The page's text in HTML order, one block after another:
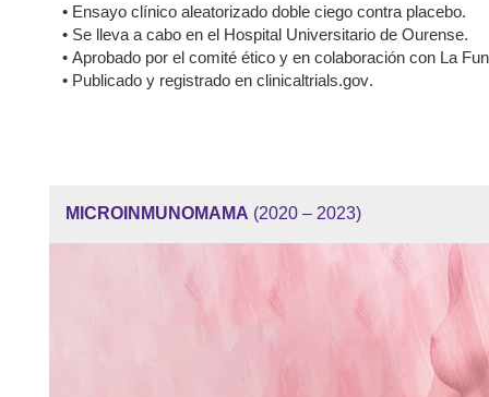
• Ensayo clínico aleatorizado doble ciego contra placebo.
• Se lleva a cabo en el Hospital Universitario de Ourense.
• Aprobado por el comité ético y en colaboración con La
• Publicado y registrado en clinicaltrials.gov.
MICROINMUNOMAMA (2020 – 2023)